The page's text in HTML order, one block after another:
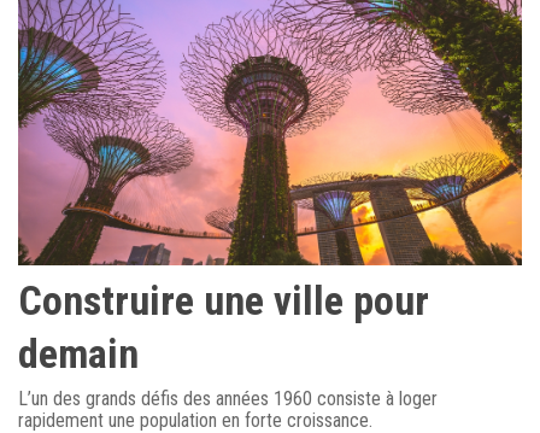
Construire une ville pour
demain
L’un des grands défis des années 1960 consiste à loger
rapidement une population en forte croissance.